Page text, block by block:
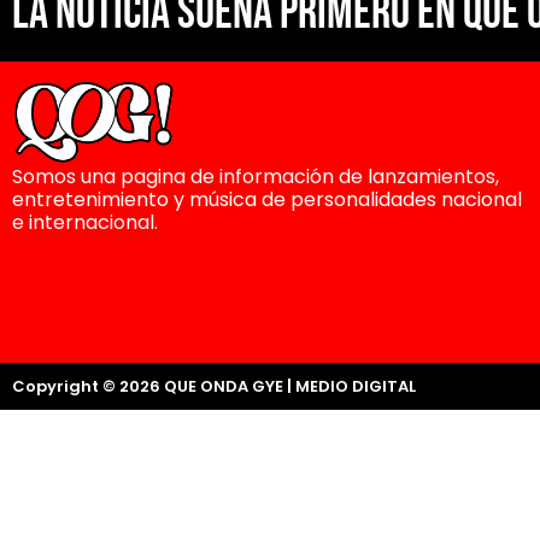
La noticia suena primero en Que
Somos una pagina de información de lanzamientos,
entretenimiento y música de personalidades nacional
e internacional.
Copyright © 2026 QUE ONDA GYE | MEDIO DIGITAL